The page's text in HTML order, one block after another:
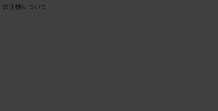
の仕様について